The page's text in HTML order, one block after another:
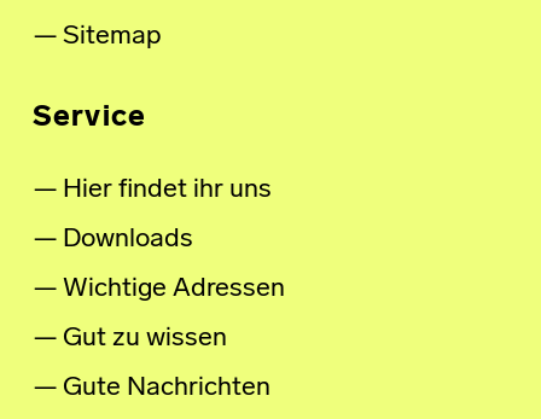
Sitemap
Service
Hier findet ihr uns
Downloads
Wichtige Adressen
Gut zu wissen
Gute Nachrichten